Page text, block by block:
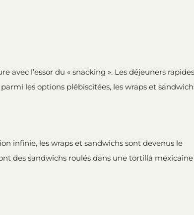
l’essor du « snacking ». Les déjeuners
les options plébiscitées, les wraps et
infinie, les wraps et sandwichs sont devenus le
des sandwichs roulés dans une tortilla mexicaine